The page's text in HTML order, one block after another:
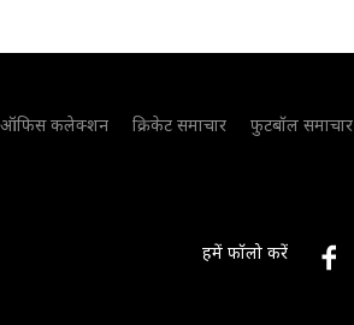
ऑफिस कलेक्शन क्रिकेट समाचार
फुटबॉल समाचार
हमें फॉलो करें